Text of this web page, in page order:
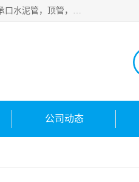
衡水宁瑞建材有限公司批量供应：水泥管、承插口水泥管，混凝土排水管，承插口水泥管，企口水泥管，钢承口水泥管，顶管，平口水泥管，水泥检查井，混凝土检查井，预制混凝土检查井，矩形检查井，圆形检查井等产品。
公司动态